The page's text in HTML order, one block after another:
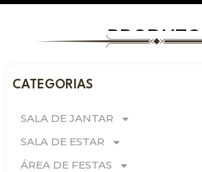
PRODUTO
CATEGORIAS
SALA DE JANTAR
SALA DE ESTAR
ÁREA DE FESTAS